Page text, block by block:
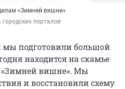
«Зимней вишни»
порталов
мы подготовили большой
находится на скамье
«Зимней вишне». Мы
и восстановили схему